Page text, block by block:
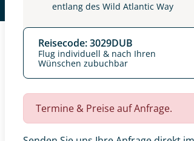
entlang des Wild Atlantic Way
Reisecode: 3029DUB
Flug individuell & nach Ihren
Wünschen zubuchbar
Termine & Preise auf Anfrage.